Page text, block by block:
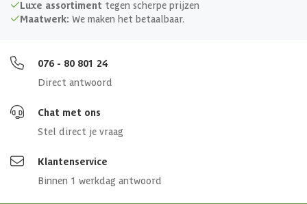
Luxe assortiment tegen scherpe prijzen
Maatwerk: We maken het betaalbaar.
076 - 80 801 24
Direct antwoord
Chat met ons
Stel direct je vraag
Klantenservice
Binnen 1 werkdag antwoord